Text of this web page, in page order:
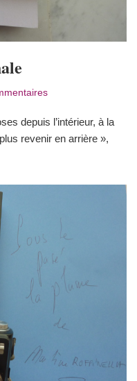
depuis l’intérieur, à la
revenir en arrière »,